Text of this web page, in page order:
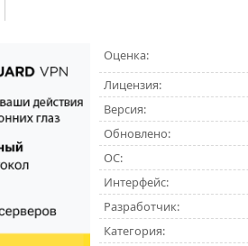
Оценка:
Лицензия:
Версия:
Обновлено:
ОС:
Интерфейс:
Разработчик:
Категория: